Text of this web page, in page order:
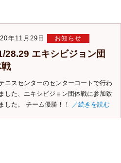
年11月29日 お知らせ
28.29 エキシビジョン団
ニスセンターのセンターコートで行わ
した、エキシビジョン団体戦に参加致
した。 チーム優勝！！
／続きを読む